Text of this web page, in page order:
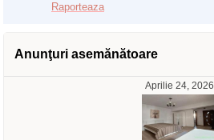
Raporteaza
Anunţuri asemănătoare
Aprilie 24, 2026